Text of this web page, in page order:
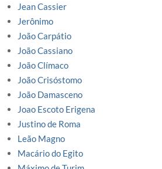
Jean Cassier
Jerônimo
João Carpátio
João Cassiano
João Clímaco
João Crisóstomo
João Damasceno
Joao Escoto Erigena
Justino de Roma
Leão Magno
Macário do Egito